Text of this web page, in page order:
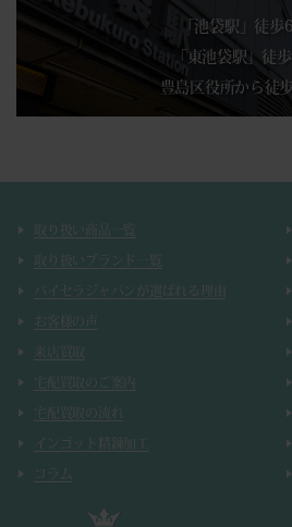
「池袋駅」徒歩
「東池袋駅」徒
豊島区役所から徒
取り扱い商品一覧
取り扱いブランド一覧
バイセラジャパンが選ばれる理由
お客様の声
来店買取
宅配買取のご案内
宅配買取の流れ
インゴット精錬加工
コラム